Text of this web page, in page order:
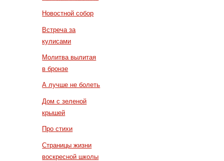
Новостной собор
Встреча за
кулисами
Молитва вылитая
в бронзе
А лучше не болеть
Дом с зеленой
крышей
Про стихи
Страницы жизни
воскресной школы